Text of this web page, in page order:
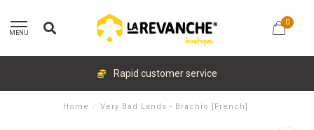
MENU
0
Rapid customer service
Home / Very Bad Lands - Brachio [French]